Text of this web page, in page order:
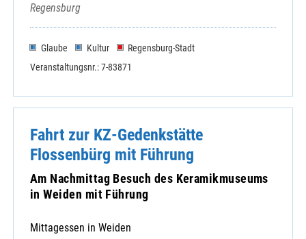
Regensburg
Glaube Kultur
Regensburg-Stadt
Veranstaltungsnr.: 7-83871
Fahrt zur KZ-Gedenkstätte
Flossenbürg mit Führung
Am Nachmittag Besuch des Keramikmuseums
in Weiden mit Führung
Mittagessen in Weiden